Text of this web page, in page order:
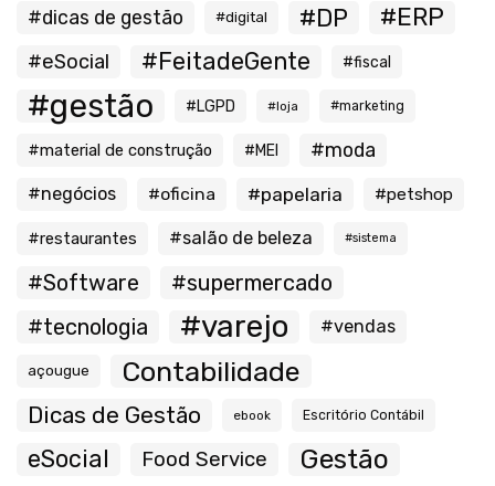
#dicas de gestão #digital #DP #ERP
#eSocial #FeitadeGente #fiscal
#gestão #LGPD #loja #marketing
#material de construção #MEI #moda
#negócios #oficina #papelaria #petshop
#restaurantes #salão de beleza #sistema
#Software
#supermercado
#tecnologia
#varejo #vendas
açougue Contabilidade
Dicas de Gestão ebook Escritório Contábil
eSocial Food Service Gestão